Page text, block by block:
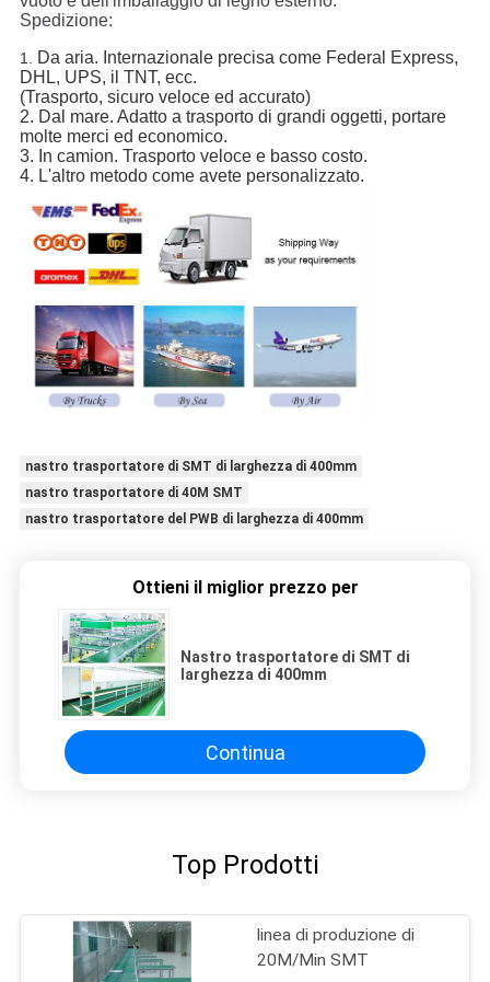
Spedizione:
1. Da aria. Internazionale precisa come Federal Express,
DHL, UPS, il TNT, ecc.
(Trasporto, sicuro veloce ed accurato)
2. Dal mare. Adatto a trasporto di grandi oggetti, portare
molte merci ed economico.
3. In camion. Trasporto veloce e basso costo.
4. L'altro metodo come avete personalizzato.
nastro trasportatore di SMT di larghezza di 400mm
nastro trasportatore di 40M SMT
nastro trasportatore del PWB di larghezza di 400mm
Ottieni il miglior prezzo per
Nastro trasportatore di SMT di
larghezza di 400mm
Continua
Top Prodotti
linea di produzione di
20M/Min SMT